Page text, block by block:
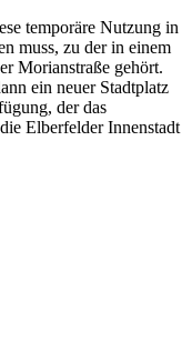
temporäre Nutzung in
muss, zu der in einem
Morianstraße gehört.
ein neuer Stadtplatz
der das
Elberfelder Innenstadt